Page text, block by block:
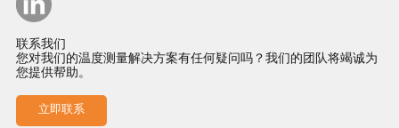
联系我们
您对我们的温度测量解决方案有任何疑问吗？我们的团队将竭诚为
您提供帮助。
立即联系